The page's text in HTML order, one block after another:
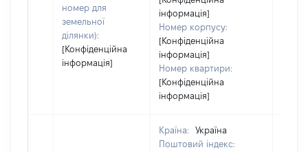
номер для
земельної
ділянки):
[Конфіденційна
інформація]
інформація]
Номер корпусу:
[Конфіденційна
інформація]
Номер квартири:
[Конфіденційна
інформація]
Країна:
Україна
Поштовий індекс: